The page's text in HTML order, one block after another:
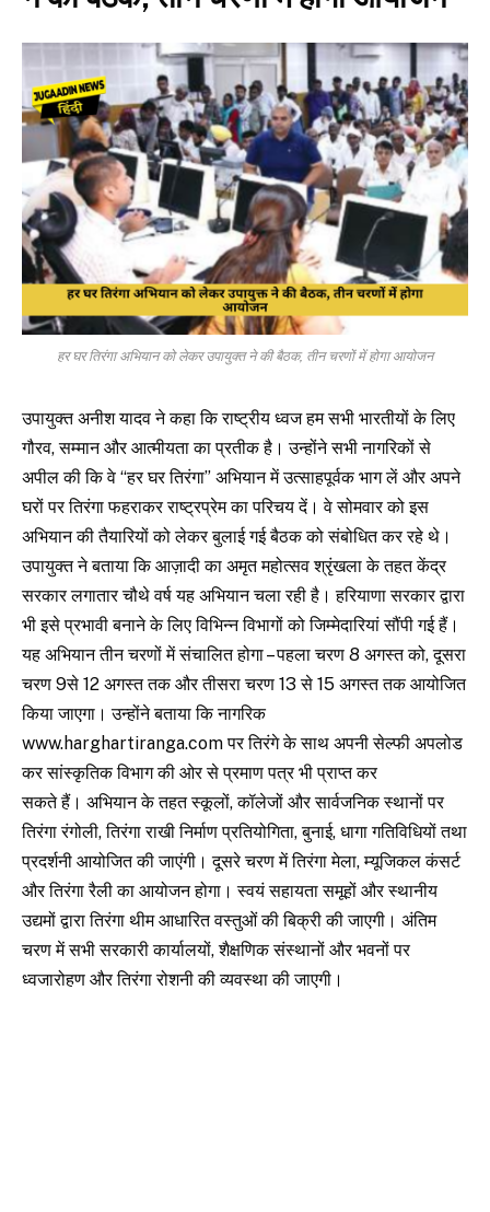
हर घर तिरंगा अभियान को लेकर उपायुक्त ने की बैठक, तीन चरणों में होगा आयोजन
उपायुक्त अनीश यादव ने कहा कि राष्ट्रीय ध्वज हम सभी भारतीयों के लिए
गौरव, सम्मान और आत्मीयता का प्रतीक है। उन्होंने सभी नागरिकों से
अपील की कि वे “हर घर तिरंगा” अभियान में उत्साहपूर्वक भाग लें और अपने
घरों पर तिरंगा फहराकर राष्ट्रप्रेम का परिचय दें। वे सोमवार को इस
अभियान की तैयारियों को लेकर बुलाई गई बैठक को संबोधित कर रहे थे।
उपायुक्त ने बताया कि आज़ादी का अमृत महोत्सव श्रृंखला के तहत केंद्र
सरकार लगातार चौथे वर्ष यह अभियान चला रही है। हरियाणा सरकार द्वारा
भी इसे प्रभावी बनाने के लिए विभिन्न विभागों को जिम्मेदारियां सौंपी गई हैं।
यह अभियान तीन चरणों में संचालित होगा – पहला चरण 8 अगस्त को, दूसरा
चरण 9से 12 अगस्त तक और तीसरा चरण 13 से 15 अगस्त तक आयोजित
किया जाएगा। उन्होंने बताया कि नागरिक
www.harghartiranga.com पर तिरंगे के साथ अपनी सेल्फी अपलोड
कर सांस्कृतिक विभाग की ओर से प्रमाण पत्र भी प्राप्त कर
सकते हैं। अभियान के तहत स्कूलों, कॉलेजों और सार्वजनिक स्थानों पर
तिरंगा रंगोली, तिरंगा राखी निर्माण प्रतियोगिता, बुनाई, धागा गतिविधियों तथा
प्रदर्शनी आयोजित की जाएंगी। दूसरे चरण में तिरंगा मेला, म्यूजिकल कंसर्ट
और तिरंगा रैली का आयोजन होगा। स्वयं सहायता समूहों और स्थानीय
उद्यमों द्वारा तिरंगा थीम आधारित वस्तुओं की बिक्री की जाएगी। अंतिम
चरण में सभी सरकारी कार्यालयों, शैक्षणिक संस्थानों और भवनों पर
ध्वजारोहण और तिरंगा रोशनी की व्यवस्था की जाएगी।